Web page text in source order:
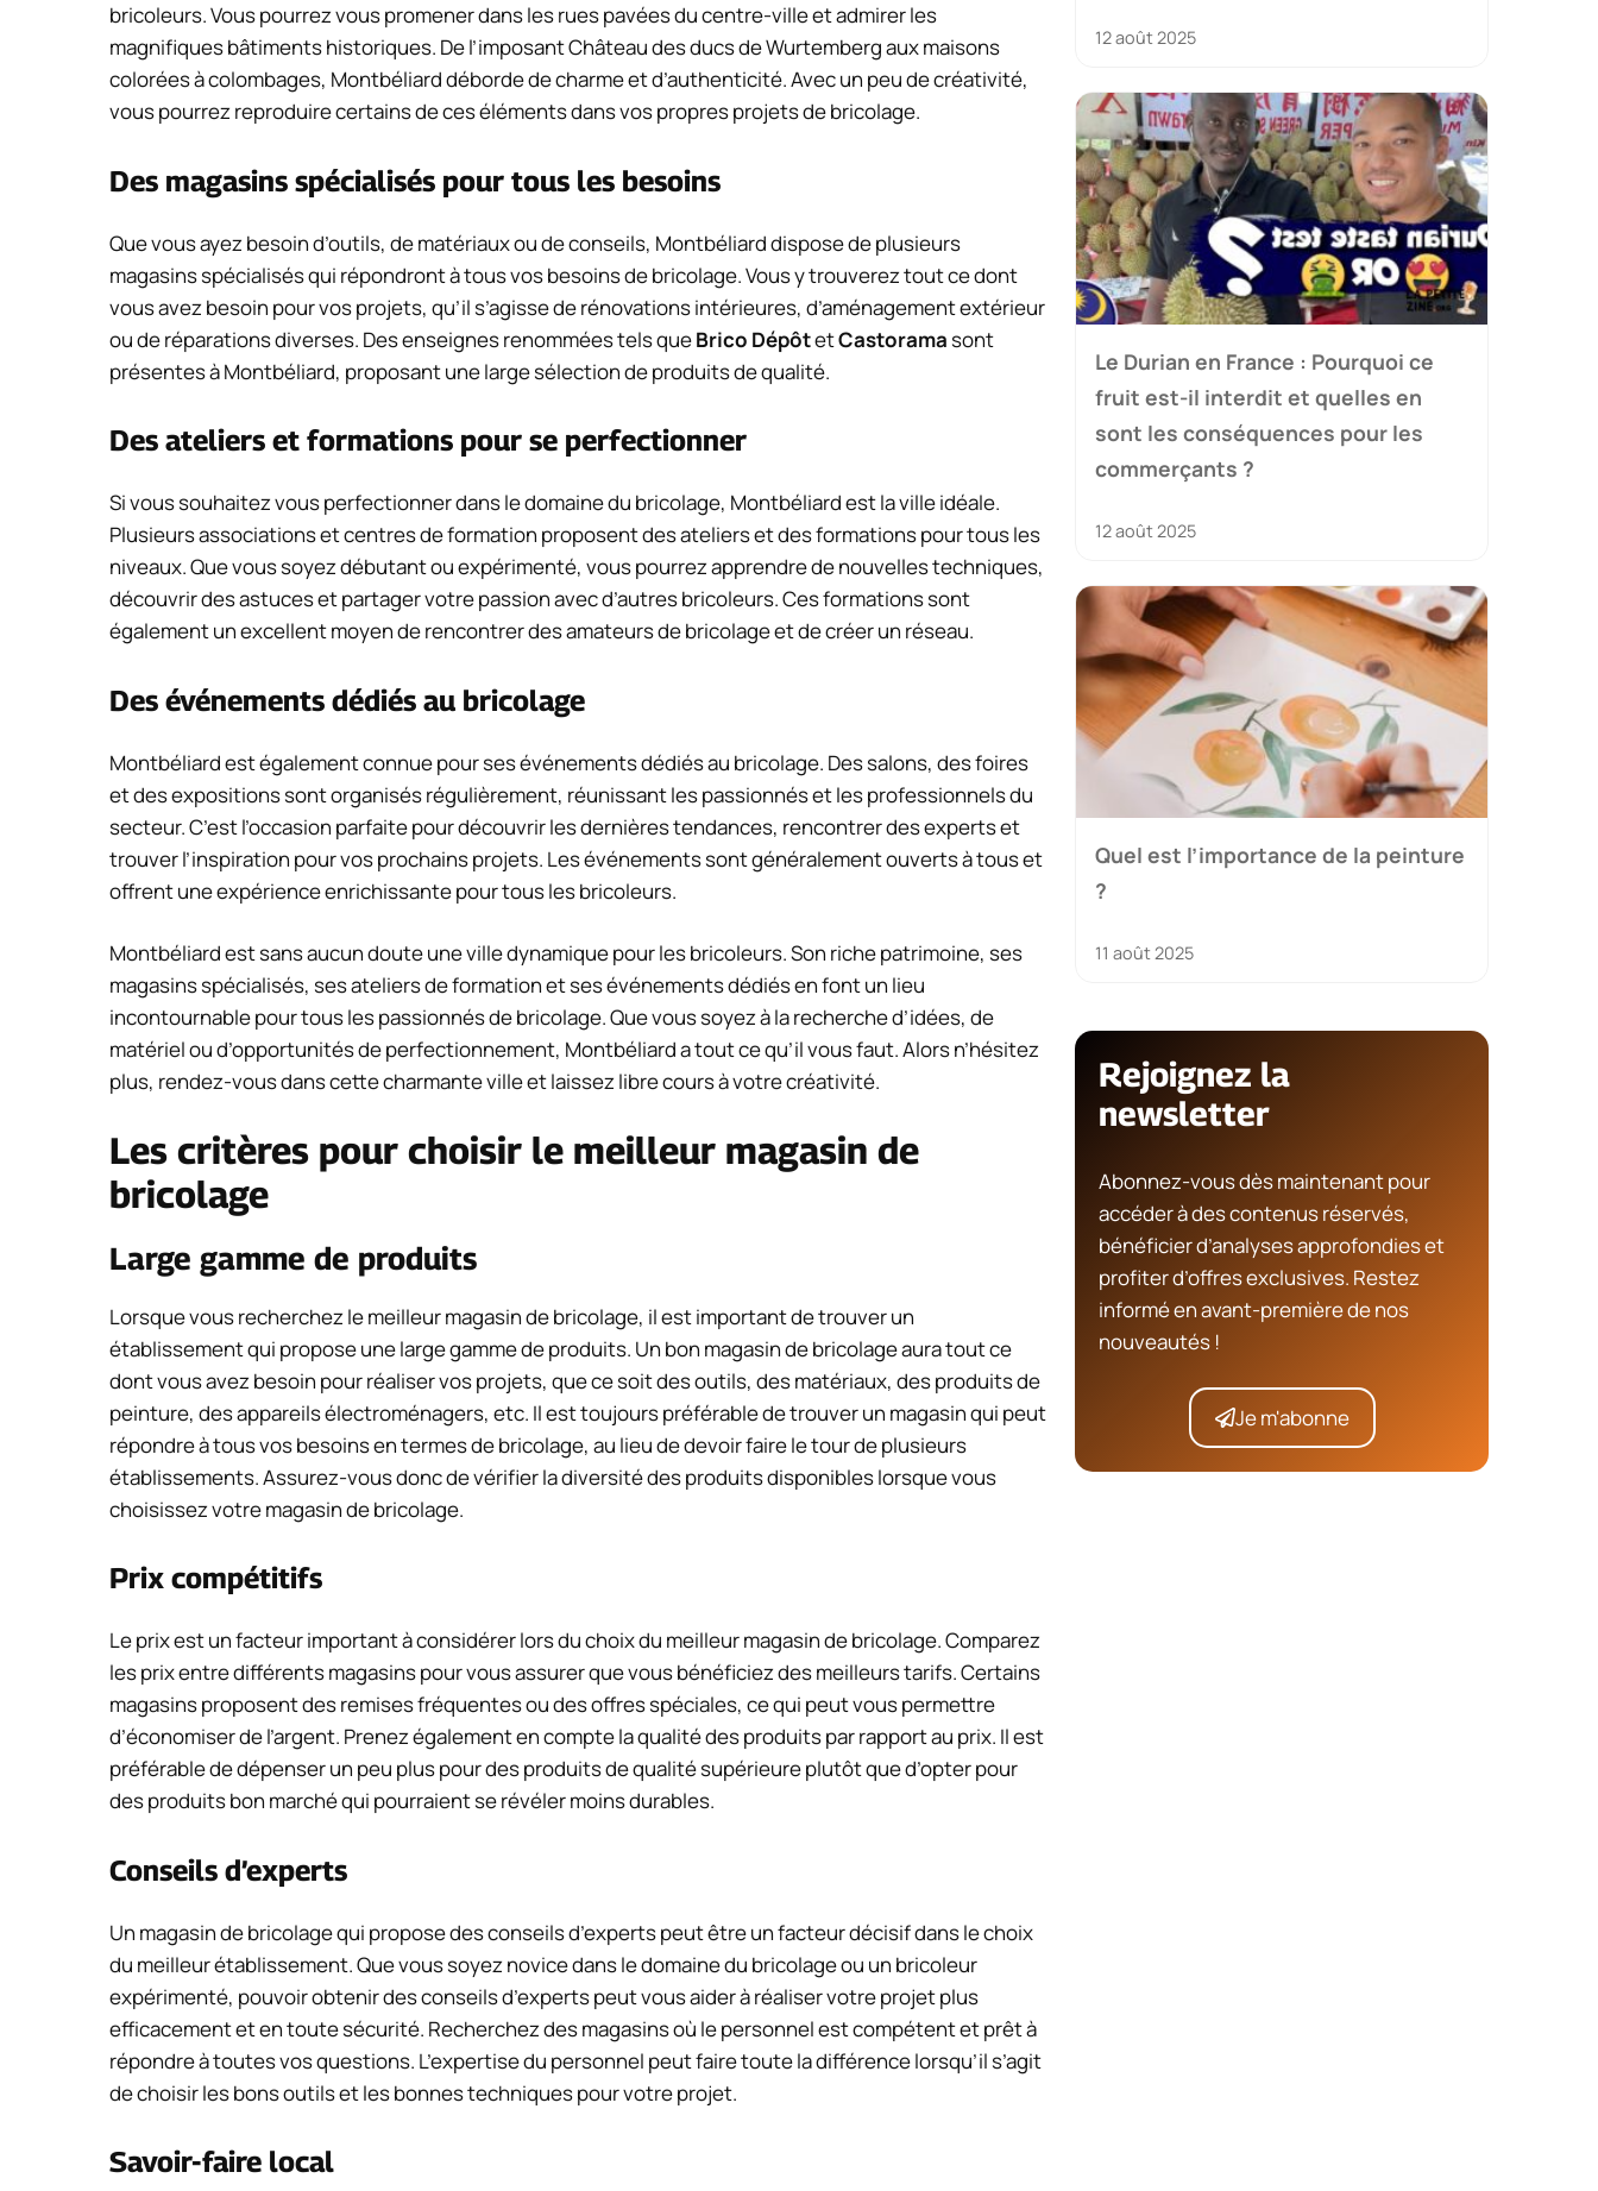
bricoleurs. Vous pourrez vous promener dans les rues pavées du centre-ville et admirer les
magnifiques bâtiments historiques. De l’imposant Château des ducs de Wurtemberg aux maisons
colorées à colombages, Montbéliard déborde de charme et d’authenticité. Avec un peu de créativité,
vous pourrez reproduire certains de ces éléments dans vos propres projets de bricolage.
Des magasins spécialisés pour tous les besoins
Que vous ayez besoin d’outils, de matériaux ou de conseils, Montbéliard dispose de plusieurs
magasins spécialisés qui répondront à tous vos besoins de bricolage. Vous y trouverez tout ce dont
vous avez besoin pour vos projets, qu’il s’agisse de rénovations intérieures, d’aménagement extérieur
ou de réparations diverses. Des enseignes renommées tels queBrico DépôtetCastoramasont
présentes à Montbéliard, proposant une large sélection de produits de qualité.
Des ateliers et formations pour se perfectionner
Si vous souhaitez vous perfectionner dans le domaine du bricolage, Montbéliard est la ville idéale.
Plusieurs associations et centres de formation proposent des ateliers et des formations pour tous les
niveaux. Que vous soyez débutant ou expérimenté, vous pourrez apprendre de nouvelles techniques,
découvrir des astuces et partager votre passion avec d’autres bricoleurs. Ces formations sont
également un excellent moyen de rencontrer des amateurs de bricolage et de créer un réseau.
Des événements dédiés au bricolage
Montbéliard est également connue pour ses événements dédiés au bricolage. Des salons, des foires
et des expositions sont organisés régulièrement, réunissant les passionnés et les professionnels du
secteur. C’est l’occasion parfaite pour découvrir les dernières tendances, rencontrer des experts et
trouver l’inspiration pour vos prochains projets. Les événements sont généralement ouverts à tous et
offrent une expérience enrichissante pour tous les bricoleurs.
Montbéliard est sans aucun doute une ville dynamique pour les bricoleurs. Son riche patrimoine, ses
magasins spécialisés, ses ateliers de formation et ses événements dédiés en font un lieu
incontournable pour tous les passionnés de bricolage. Que vous soyez à la recherche d’idées, de
matériel ou d’opportunités de perfectionnement, Montbéliard a tout ce qu’il vous faut. Alors n’hésitez
plus, rendez-vous dans cette charmante ville et laissez libre cours à votre créativité.
Les critères pour choisir le meilleur magasin de
bricolage
Large gamme de produits
Lorsque vous recherchez le meilleur magasin de bricolage, il est important de trouver un
établissement qui propose une large gamme de produits. Un bon magasin de bricolage aura tout ce
dont vous avez besoin pour réaliser vos projets, que ce soit des outils, des matériaux, des produits de
peinture, des appareils électroménagers, etc. Il est toujours préférable de trouver un magasin qui peut
répondre à tous vos besoins en termes de bricolage, au lieu de devoir faire le tour de plusieurs
établissements. Assurez-vous donc de vérifier la diversité des produits disponibles lorsque vous
choisissez votre magasin de bricolage.
Prix compétitifs
Le prix est un facteur important à considérer lors du choix du meilleur magasin de bricolage. Comparez
les prix entre différents magasins pour vous assurer que vous bénéficiez des meilleurs tarifs. Certains
magasins proposent des remises fréquentes ou des offres spéciales, ce qui peut vous permettre
d’économiser de l’argent. Prenez également en compte la qualité des produits par rapport au prix. Il est
préférable de dépenser un peu plus pour des produits de qualité supérieure plutôt que d’opter pour
des produits bon marché qui pourraient se révéler moins durables.
Conseils d’experts
Un magasin de bricolage qui propose des conseils d’experts peut être un facteur décisif dans le choix
du meilleur établissement. Que vous soyez novice dans le domaine du bricolage ou un bricoleur
expérimenté, pouvoir obtenir des conseils d’experts peut vous aider à réaliser votre projet plus
efficacement et en toute sécurité. Recherchez des magasins où le personnel est compétent et prêt à
répondre à toutes vos questions. L’expertise du personnel peut faire toute la différence lorsqu’il s’agit
de choisir les bons outils et les bonnes techniques pour votre projet.
Savoir-faire local
12 août 2025
Le Durian en France : Pourquoi ce
fruit est-il interdit et quelles en
sont les conséquences pour les
commerçants ?
12 août 2025
Quel est l’importance de la peinture
?
11 août 2025
Rejoignez la
newsletter
Abonnez-vous dès maintenant pour
accéder à des contenus réservés,
bénéficier d’analyses approfondies et
profiter d’offres exclusives. Restez
informé en avant-première de nos
nouveautés !
Je m'abonne